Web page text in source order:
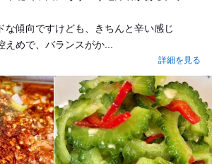
な傾向ですけども、きちんと辛い感じ
えめで、バランスがか...
詳細を見る